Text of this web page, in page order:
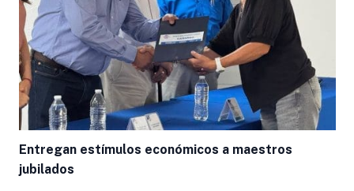
Entregan estímulos económicos a maestros
jubilados